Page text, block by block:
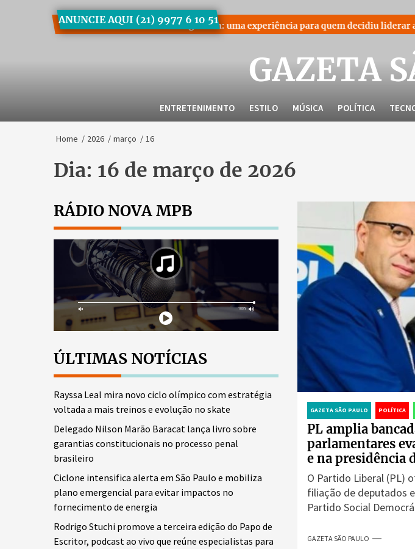
ANUNCIE AQUI (21) 9977 6 10 51
Workshop Gestão Protagonista: uma experiência para quem decidiu liderar a
GAZETA
ENTRETENIMENTO ESTILO MÚSICA POLÍTICA
Home 2026 março 16
Dia: 16 de março de 2026
GAZETA SÃO PAULO POLÍTICA
PL amplia
parlamentares
e na presidência
O Partido Liberal (PL)
filiação de deputados
Partido Social
GAZETA SÃO PAULO
RÁDIO NOVA MPB
ÚLTIMAS NOTÍCIAS
Rayssa Leal mira novo ciclo olímpico com estratégia
voltada a mais treinos e evolução no skate
Delegado Nilson Marão Baracat lança livro sobre
garantias constitucionais no processo penal
brasileiro
Ciclone intensifica alerta em São Paulo e mobiliza
plano emergencial para evitar impactos no
fornecimento de energia
Rodrigo Stuchi promove a terceira edição do Papo de
Escritor, podcast ao vivo que reúne especialistas para